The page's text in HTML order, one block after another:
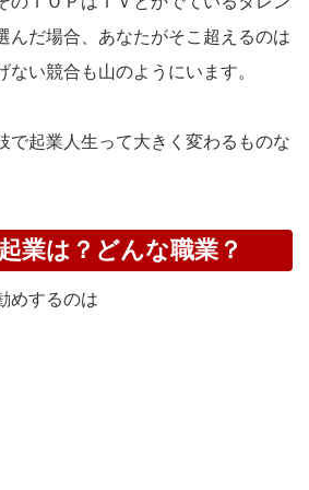
んだ場合、あなたがそこ超えるのは
ない競合も山のようにいます。
で起業人生って大きく変わるものな
業は？どんな職業？
めするのは